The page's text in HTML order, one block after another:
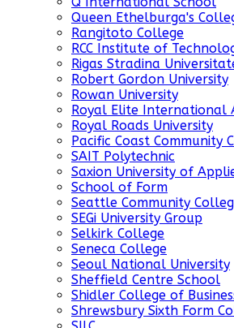
Queen Ethelburga's
Rangitoto College
RCC Institute of
Rigas Stradina
Robert Gordon University
Rowan University
Royal Elite International
Royal Roads University
Pacific Coast Community
SAIT Polytechnic
Saxion University of
School of Form
Seattle Community
SEGi University Group
Selkirk College
Seneca College
Seoul National University
Sheffield Centre School
Shidler College of
Shrewsbury Sixth Form